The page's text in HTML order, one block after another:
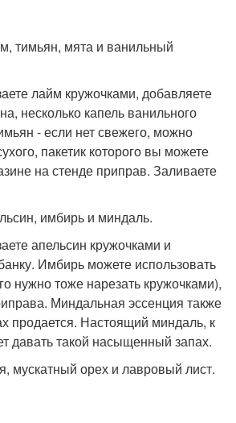
тимьян, мята и ванильный
лайм кружочками, добавляете
несколько капель ванильного
- если нет свежего, можно
пакетик которого вы можете
на стенде приправ. Заливаете
имбирь и миндаль.
апельсин кружочками и
Имбирь можете использовать
нужно тоже нарезать кружочками),
Миндальная эссенция также
продается. Настоящий миндаль, к
давать такой насыщенный запах.
мускатный орех и лавровый лист.